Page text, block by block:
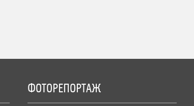
ФОТОРЕПОРТАЖ